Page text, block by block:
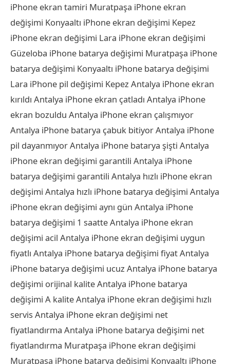
iPhone ekran tamiri Muratpaşa iPhone ekran
değişimi Konyaaltı iPhone ekran değişimi Kepez
iPhone ekran değişimi Lara iPhone ekran değişimi
Güzeloba iPhone batarya değişimi Muratpaşa iPhone
batarya değişimi Konyaaltı iPhone batarya değişimi
Lara iPhone pil değişimi Kepez Antalya iPhone ekran
kırıldı Antalya iPhone ekran çatladı Antalya iPhone
ekran bozuldu Antalya iPhone ekran çalışmıyor
Antalya iPhone batarya çabuk bitiyor Antalya iPhone
pil dayanmıyor Antalya iPhone batarya şişti Antalya
iPhone ekran değişimi garantili Antalya iPhone
batarya değişimi garantili Antalya hızlı iPhone ekran
değişimi Antalya hızlı iPhone batarya değişimi Antalya
iPhone ekran değişimi aynı gün Antalya iPhone
batarya değişimi 1 saatte Antalya iPhone ekran
değişimi acil Antalya iPhone ekran değişimi uygun
fiyatlı Antalya iPhone batarya değişimi fiyat Antalya
iPhone batarya değişimi ucuz Antalya iPhone batarya
değişimi orijinal kalite Antalya iPhone batarya
değişimi A kalite Antalya iPhone ekran değişimi hızlı
servis Antalya iPhone ekran değişimi net
fiyatlandırma Antalya iPhone batarya değişimi net
fiyatlandırma Muratpaşa iPhone ekran değişimi
Muratpaşa iPhone batarya değişimi Konyaaltı iPhone